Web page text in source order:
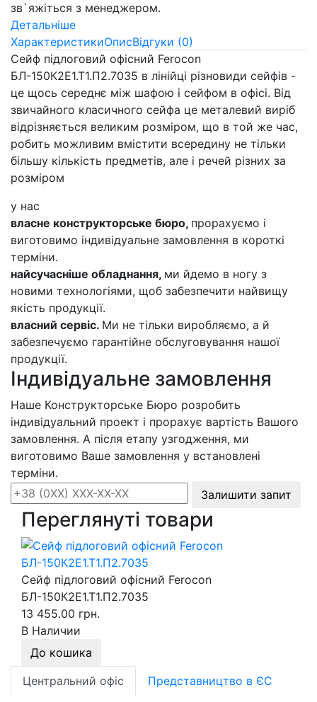
зв`яжіться з менеджером.
Детальніше
ХарактеристикиОписВідгуки (0)
Сейф підлоговий офісний Ferocon
БЛ-150К2Е1.Т1.П2.7035 в лінійці різновиди сейфів -
це щось середнє між шафою і сейфом в офісі. Від
звичайного класичного сейфа це металевий виріб
відрізняється великим розміром, що в той же час,
робить можливим вмістити всередину не тільки
більшу кількість предметів, але і речей різних за
розміром
у нас
власне конструкторське бюро, прорахуємо і
виготовимо індивідуальне замовлення в короткі
терміни.
найсучасніше обладнання, ми йдемо в ногу з
новими технологіями, щоб забезпечити найвищу
якість продукції.
власний сервіс. Ми не тільки виробляємо, а й
забезпечуємо гарантійне обслуговування нашої
продукції.
Індивідуальне замовлення
Наше Конструкторське Бюро розробить
індивідуальний проект і прорахує вартість Вашого
замовлення. А після етапу узгодження, ми
виготовимо Ваше замовлення у встановлені
терміни.
Залишити запит
Переглянуті товари
Сейф підлоговий офісний Ferocon
БЛ-150К2Е1.Т1.П2.7035
13 455.00 грн.
В Наличии
До кошика
Центральний офіс
Представництво в ЄС